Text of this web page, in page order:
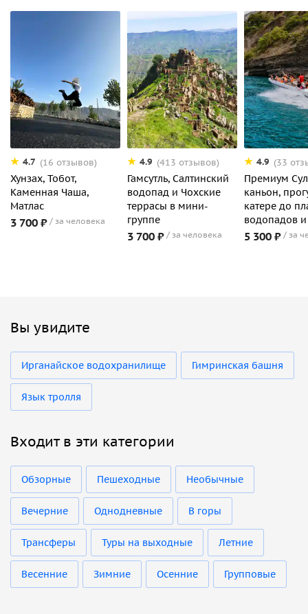
4.7 (16 отзывов)
Хунзах, Тобот,
Каменная Чаша,
Матлас
3 700 ₽ за человека
4.9 (413 отзывов)
Гамсутль, Салтинский
водопад и Чохские
террасы в мини-
группе
3 700 ₽ за человека
4.9 (33
Премиум
каньон,
катере до
водопадов
5 300 ₽ за
Вы увидите
Ирганайское водохранилище Гимринская башня
Язык тролля
Входит в эти категории
Обзорные Пешеходные Необычные
Вечерние Однодневные В горы
Трансферы Туры на выходные Летние
Весенние Зимние Осенние Групповые